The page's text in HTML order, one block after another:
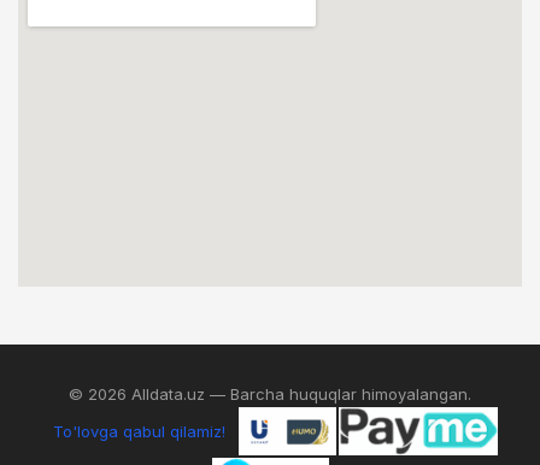
© 2026 Alldata.uz — Barcha huquqlar himoyalangan.
To'lovga qabul qilamiz!